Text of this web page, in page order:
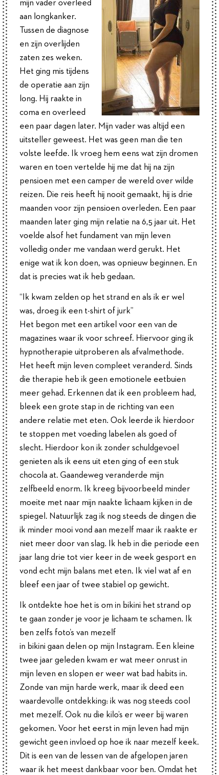
mijn vader overleed
aan longkanker.
Tussen de diagnose
en zijn overlijden
zaten zes weken.
Het ging mis tijdens
de operatie aan zijn
long. Hij raakte in
coma en overleed
een paar dagen later. Mijn vader was altijd een
uitsteller geweest. Het was geen man die ten
volste leefde. Ik vroeg hem eens wat zijn dromen
waren en toen vertelde hij me dat hij na zijn
pensioen met een camper de wereld over wilde
reizen. Die reis heeft hij nooit gemaakt, hij is drie
maanden voor zijn pensioen overleden. Een paar
maanden later ging mijn relatie na 6,5 jaar uit. Het
voelde alsof het fundament van mijn leven
volledig onder me vandaan werd gerukt. Het
enige wat ik kon doen, was opnieuw beginnen. En
dat is precies wat ik heb gedaan.
“Ik kwam zelden op het strand en als ik er wel
was, droeg ik een t-shirt of jurk”
Het begon met een artikel voor een van de
magazines waar ik voor schreef. Hiervoor ging ik
hypnotherapie uitproberen als afvalmethode.
Het heeft mijn leven compleet veranderd. Sinds
die therapie heb ik geen emotionele eetbuien
meer gehad. Erkennen dat ik een probleem had,
bleek een grote stap in de richting van een
andere relatie met eten. Ook leerde ik hierdoor
te stoppen met voeding labelen als goed of
slecht. Hierdoor kon ik zonder schuldgevoel
genieten als ik eens uit eten ging of een stuk
chocola at. Gaandeweg veranderde mijn
zelfbeeld enorm. Ik kreeg bijvoorbeeld minder
moeite met naar mijn naakte lichaam kijken in de
spiegel. Natuurlijk zag ik nog steeds de dingen die
ik minder mooi vond aan mezelf maar ik raakte er
niet meer door van slag. Ik heb in die periode een
jaar lang drie tot vier keer in de week gesport en
vond echt mijn balans met eten. Ik viel wat af en
bleef een jaar of twee stabiel op gewicht.
Ik ontdekte hoe het is om in bikini het strand op
te gaan zonder je voor je lichaam te schamen. Ik
ben zelfs foto’s van mezelf
in bikini gaan delen op mijn Instagram. Een kleine
twee jaar geleden kwam er wat meer onrust in
mijn leven en slopen er weer wat bad habits in.
Zonde van mijn harde werk, maar ik deed een
waardevolle ontdekking: ik was nog steeds cool
met mezelf. Ook nu die kilo’s er weer bij waren
gekomen. Voor het eerst in mijn leven had mijn
gewicht geen invloed op hoe ik naar mezelf keek.
Dit is een van de lessen van de afgelopen jaren
waar ik het meest dankbaar voor ben. Omdat het